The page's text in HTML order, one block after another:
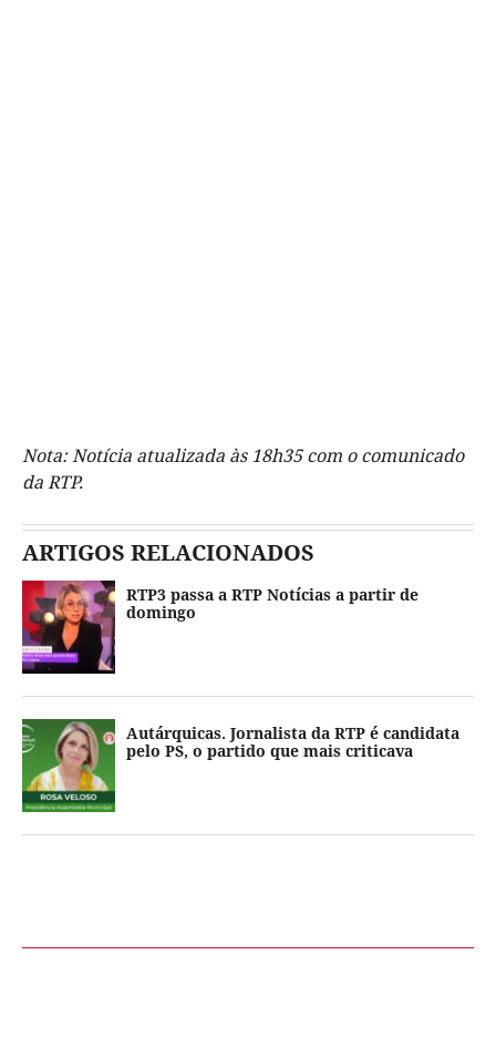
Nota: Notícia atualizada às 18h35 com o comunicado
da RTP.
ARTIGOS RELACIONADOS
RTP3 passa a RTP Notícias a partir de
domingo
Autárquicas. Jornalista da RTP é candidata
pelo PS, o partido que mais criticava